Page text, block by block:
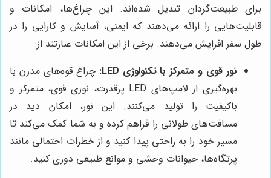
برای طبیعت‌گردان تبدیل شده‌اند. این چراغ‌ها، امکانات و
قابلیت‌هایی را ارائه می‌دهند که ایمنی، آسایش و کارایی را در
طول سفر افزایش می‌دهند. برخی از این امکانات عبارتند از:
نور قوی و متمرکز با تکنولوژی LED:
چراغ قوه‌های مدرن با
بهره‌گیری از لامپ‌های LED پرقدرت، نوری قوی، متمرکز و
باکیفیت را تولید می‌کنند. این نور، امکان دید در
مسافت‌های طولانی را فراهم کرده و به شما کمک می‌کند تا
مسیر خود را به راحتی پیدا کنید و از خطرات احتمالی مانند
پرتگاه‌ها، حیوانات وحشی و موانع طبیعی دوری کنید.